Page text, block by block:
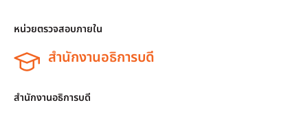
หน่วยตรวจสอบภายใน
สำนักงานอธิการบดี
สำนักงานอธิการบดี